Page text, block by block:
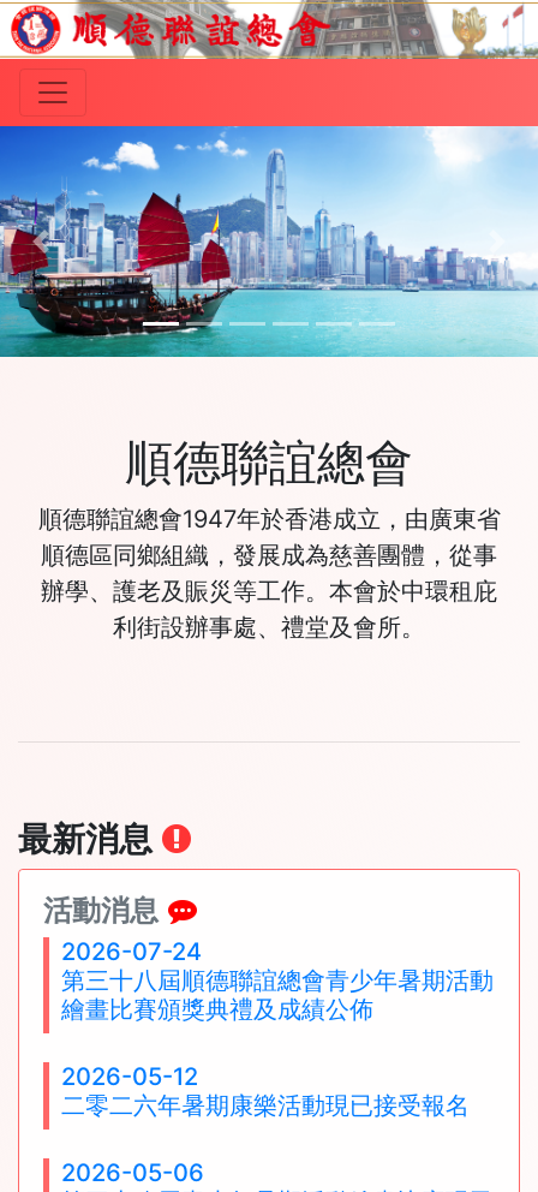
Previous
順德聯誼總會
順德聯誼總會1947年於香港成立，由廣東省
順德區同鄉組織，發展成為慈善團體，從事
辦學、護老及賑災等工作。本會於中環租庇
利街設辦事處、禮堂及會所。
最新消息
活動消息
2026-07-24
第三十八屆順德聯誼總會青少年暑期活動
繪畫比賽頒獎典禮及成績公佈
2026-05-12
二零二六年暑期康樂活動現已接受報名
2026-05-06